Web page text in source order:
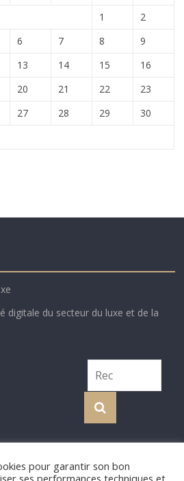
1
2
6 7 8
9
13 14 15
16
20 21 22
23
27 28 29
30
digitale du secteur du luxe et de la
pour garantir son bon
ses performances techniques et